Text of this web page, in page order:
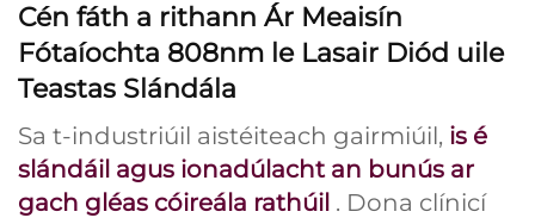
Cén fáth a rithann Ár Meaisín
Fótaíochta 808nm le Lasair Diód uile
Teastas Slándála
Sa t-industriúil aistéiteach gairmiúil, is é
slándáil agus ionadúlacht an bunús ar
gach gléas cóireála rathúil . Dona clínicí